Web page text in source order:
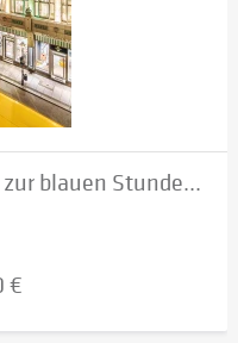
blauen Stunde...
€